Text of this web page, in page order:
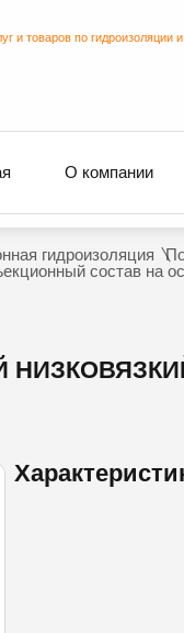
и товаров по гидроизоляции
О компании
гидроизоляция
состав на